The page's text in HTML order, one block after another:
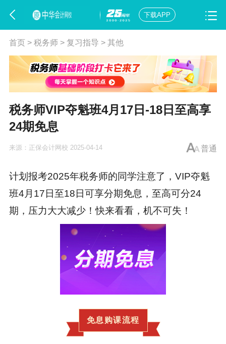
下载APP
首页> 税务师> 复习指导 > 其他
税务师VIP夺魁班4月17日-18日至高享
24期免息
普通
来源： 正保会计网校 2025-04-14
计划报考2025年税务师的同学注意了，VIP夺魁
班4月17日至18日可享分期免息，至高可分24
期，压力大大减少！快来看看，机不可失！
免息购课流程